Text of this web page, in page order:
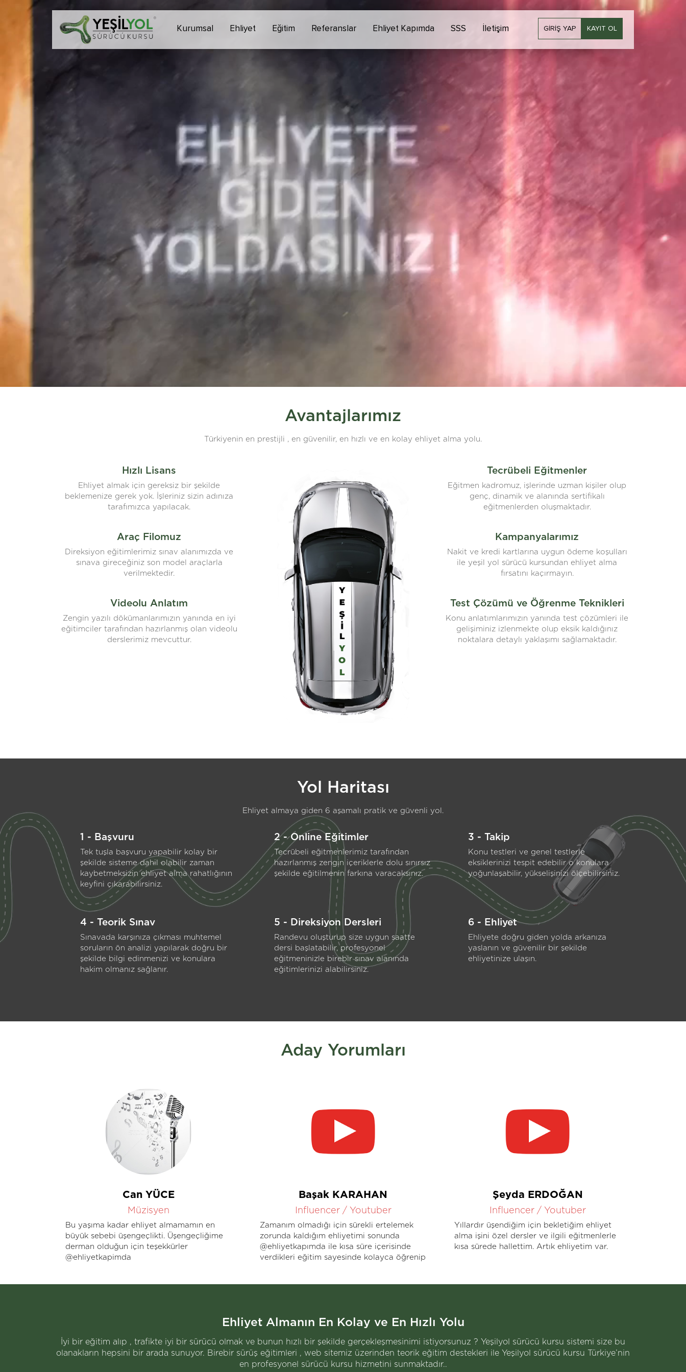
Kurumsal Ehliyet Eğitim Referanslar Ehliyet Kapımda SSS İletişim GIRIŞ YAP KAYIT OL
Avantajlarımız
Türkiyenin en prestijli , en güvenilir, en hızlı ve en kolay ehliyet alma yolu.
Hızlı Lisans
Ehliyet almak için gereksiz bir şekilde
beklemenize gerek yok. İşleriniz sizin adınıza
tarafımızca yapılacak.
Araç Filomuz
Direksiyon eğitimlerimiz sınav alanımızda ve
sınava gireceğiniz son model araçlarla
verilmektedir.
Videolu Anlatım
Zengin yazılı dökümanlarımızın yanında en iyi
eğitimciler tarafından hazırlanmış olan videolu
derslerimiz mevcuttur.
Tecrübeli Eğitmenler
Eğitmen kadromuz, işlerinde uzman kişiler olup
genç, dinamik ve alanında sertifikalı
eğitmenlerden oluşmaktadır.
Kampanyalarımız
Nakit ve kredi kartlarına uygun ödeme koşulları
ile yeşil yol sürücü kursundan ehliyet alma
fırsatını kaçırmayın.
Test Çözümü ve Öğrenme Teknikleri
Konu anlatımlarımızın yanında test çözümleri ile
gelişiminiz izlenmekte olup eksik kaldığınız
noktalara detaylı yaklaşımı sağlamaktadır.
Yol Haritası
Ehliyet almaya giden 6 aşamalı pratik ve güvenli yol.
1 - Başvuru
Tek tuşla başvuru yapabilir kolay bir
şekilde sisteme dahil olabilir zaman
kaybetmeksizin ehliyet alma rahatlığının
keyfini çıkarabilirsiniz.
2 - Online Eğitimler
Tecrübeli eğitmenlerimiz tarafından
hazırlanmış zengin içeriklerle dolu sınırsız
şekilde eğitilmenin farkına varacaksınız.
3 - Takip
Konu testleri ve genel testlerle
eksiklerinizi tespit edebilir o konulara
yoğunlaşabilir, yükselişinizi ölçebilirsiniz.
4 - Teorik Sınav
Sınavada karşınıza çıkması muhtemel
soruların ön analizi yapılarak doğru bir
şekilde bilgi edinmenizi ve konulara
hakim olmanız sağlanır.
5 - Direksiyon Dersleri
Randevu oluşturup size uygun saatte
dersi başlatabilir, profesyonel
eğitmeninizle birebir sınav alanında
eğitimlerinizi alabilirsiniz.
6 - Ehliyet
Ehliyete doğru giden yolda arkanıza
yaslanın ve güvenilir bir şekilde
ehliyetinize ulaşın.
Aday Yorumları
Can YÜCE
Müzisyen
Bu yaşıma kadar ehliyet almamamın en
büyük sebebi üşengeçlikti. Üşengeçliğime
derman olduğun için teşekkürler
@ehliyetkapimda
Başak KARAHAN
Influencer / Youtuber
Zamanım olmadığı için sürekli ertelemek
zorunda kaldığım ehliyetimi sonunda
@ehliyetkapımda ile kısa süre içerisinde
verdikleri eğitim sayesinde kolayca öğrenip
Şeyda ERDOĞAN
Influencer / Youtuber
Yıllardır üşendiğim için bekletiğim ehliyet
alma işini özel dersler ve ilgili eğitmenlerle
kısa sürede hallettim. Artık ehliyetim var.
Ehliyet Almanın En Kolay ve En Hızlı Yolu
İyi bir eğitim alıp , trafikte iyi bir sürücü olmak ve bunun hızlı bir şekilde gerçekleşmesinimi istiyorsunuz ? Yeşilyol sürücü kursu sistemi size bu
olanakların hepsini bir arada sunuyor. Birebir sürüş eğitimleri , web sitemiz üzerinden teorik eğitim destekleri ile Yeşilyol sürücü kursu Türkiye’nin
en profesyonel sürücü kursu hizmetini sunmaktadır..